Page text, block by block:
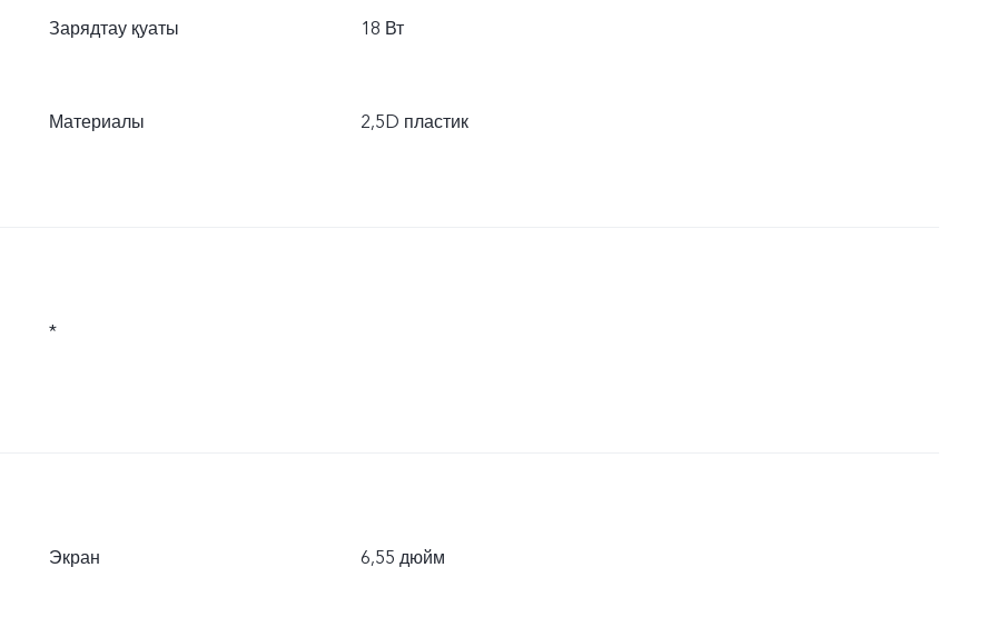
Зарядтау қуаты 18 Вт
Материалы 2,5D пластик
*
Экран 6,55 дюйм